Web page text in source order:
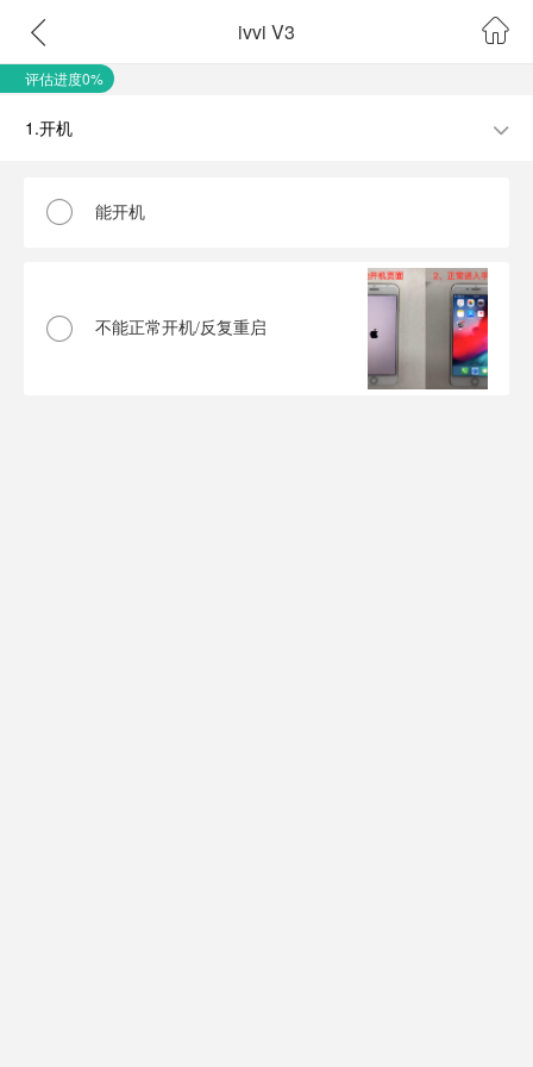
ivvi V3
评估进度0%
1.开机
能开机
不能正常开机/反复重启